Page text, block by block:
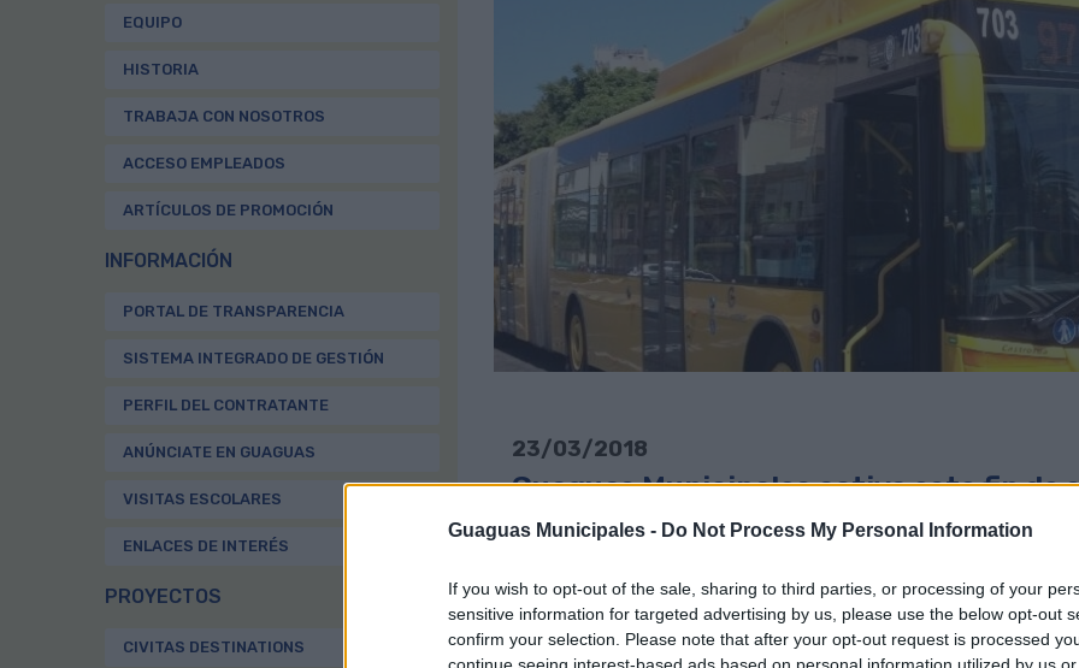
Guaguas Municipales - Do Not Process My Personal Information
If you wish to opt-out of the sale, sharing to third parties, or processing of your
sensitive information for targeted advertising by us, please use the below opt-out
confirm your selection. Please note that after your opt-out request is processed
EQUIPO
HISTORIA
TRABAJA CON NOSOTROS
ACCESO EMPLEADOS
ARTÍCULOS DE PROMOCIÓN
INFORMACIÓN
PORTAL DE TRANSPARENCIA
SISTEMA INTEGRADO DE GESTIÓN
PERFIL DEL CONTRATANTE
ANÚNCIATE EN GUAGUAS
VISITAS ESCOLARES
ENLACES DE INTERÉS
PROYECTOS
CIVITAS DESTINATIONS
23/03/2018
Guaguas Municipales activa este fin de
gratuito para la Vela Latina Canaria
Guaguas Municipales activa este sábado, 24 de marzo, el servicio
Canaria. En la jornada de este sábado, con motivo del Concurso